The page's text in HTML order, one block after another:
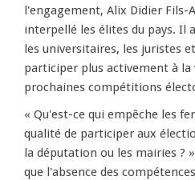
l'engagement, Alix Didier
interpellé les élites du pays. Il
les universitaires, les juristes
participer plus activement à la
prochaines compétitions
« Qu'est-ce qui empêche les
qualité de participer aux
la députation ou les mairies ?
que l'absence des